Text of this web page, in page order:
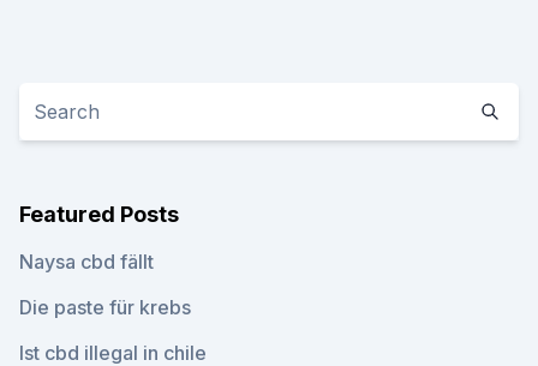
Featured Posts
Naysa cbd fällt
Die paste für krebs
Ist cbd illegal in chile